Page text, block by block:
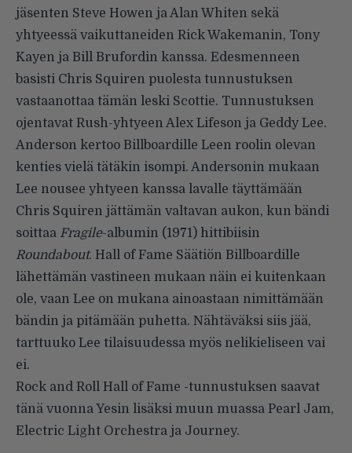
jäsenten Steve Howen ja Alan Whiten sekä
yhtyeessä vaikuttaneiden Rick Wakemanin, Tony
Kayen ja Bill Brufordin kanssa. Edesmenneen
basisti Chris Squiren puolesta tunnustuksen
vastaanottaa tämän leski Scottie. Tunnustuksen
ojentavat Rush-yhtyeen Alex Lifeson ja Geddy Lee.
Anderson kertoo Billboardille Leen roolin olevan
kenties vielä tätäkin isompi. Andersonin mukaan
Lee nousee yhtyeen kanssa lavalle täyttämään
Chris Squiren jättämän valtavan aukon, kun bändi
soittaa Fragile-albumin (1971) hittibiisin
Roundabout. Hall of Fame Säätiön Billboardille
lähettämän vastineen mukaan näin ei kuitenkaan
ole, vaan Lee on mukana ainoastaan nimittämään
bändin ja pitämään puhetta. Nähtäväksi siis jää,
tarttuuko Lee tilaisuudessa myös nelikieliseen vai
ei.
Rock and Roll Hall of Fame -tunnustuksen saavat
tänä vuonna Yesin lisäksi muun muassa Pearl Jam,
Electric Light Orchestra ja Journey.